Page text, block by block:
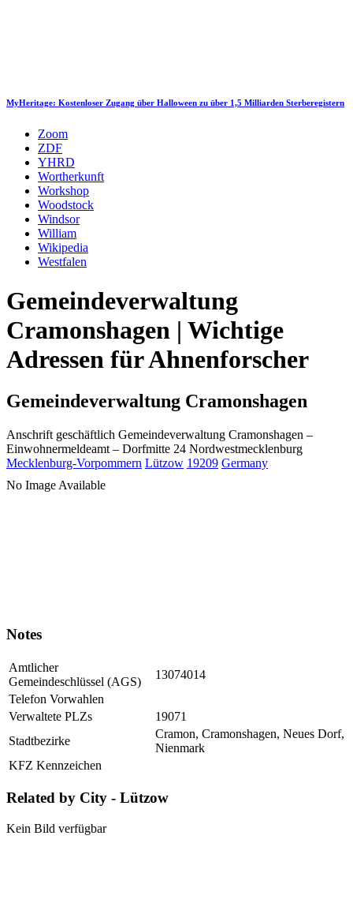
MyHeritage: Kostenloser Zugang über Halloween zu über 1,5 Milliarden Sterberegistern
Zoom
ZDF
YHRD
Wortherkunft
Workshop
Woodstock
Windsor
William
Wikipedia
Westfalen
Gemeindeverwaltung
Cramonshagen | Wichtige
Adressen für Ahnenforscher
Gemeindeverwaltung Cramonshagen
Anschrift geschäftlich Gemeindeverwaltung Cramonshagen –
Einwohnermeldeamt – Dorfmitte 24 Nordwestmecklenburg
Mecklenburg-Vorpommern Lützow 19209 Germany
No Image Available
Notes
Amtlicher
Gemeindeschlüssel (AGS)
13074014
Telefon Vorwahlen
Verwaltete PLZs
19071
Stadtbezirke
Cramon, Cramonshagen, Neues Dorf,
Nienmark
KFZ Kennzeichen
Related by City - Lützow
Kein Bild verfügbar